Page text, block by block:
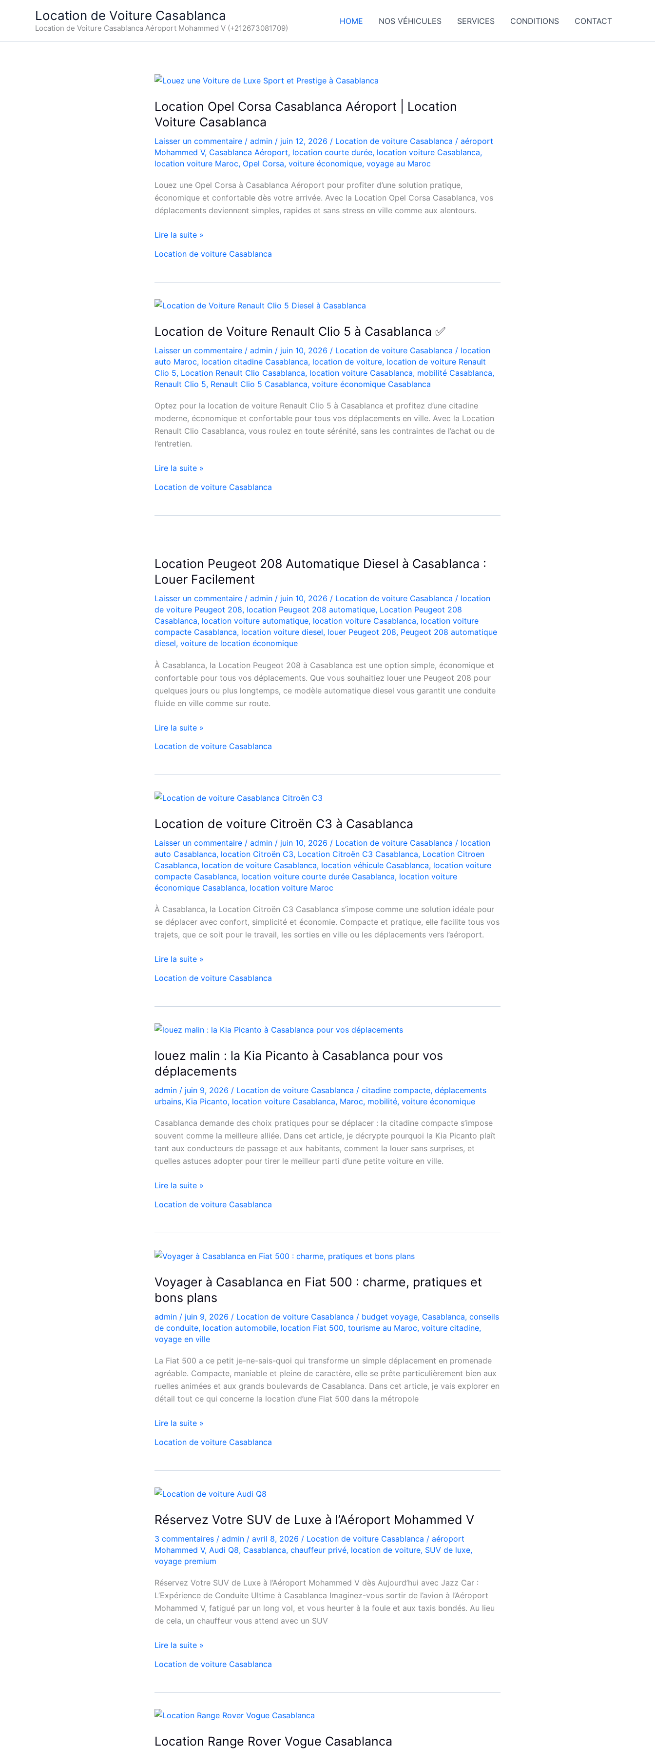
Location de Voiture Casablanca
Location de Voiture Casablanca Aéroport Mohammed V (+212673081709)
HOME NOS VÉHICULES SERVICES CONDITIONS CONTACT
Location Opel Corsa Casablanca Aéroport | Location
Voiture Casablanca
Laisser un commentaire / admin / juin 12, 2026 / Location de voiture Casablanca / aéroport
Mohammed V, Casablanca Aéroport, location courte durée, location voiture Casablanca,
location voiture Maroc, Opel Corsa, voiture économique, voyage au Maroc
Louez une Opel Corsa à Casablanca Aéroport pour profiter d’une solution pratique,
économique et confortable dès votre arrivée. Avec la Location Opel Corsa Casablanca, vos
déplacements deviennent simples, rapides et sans stress en ville comme aux alentours.
Location
Corsa
Aéroport
|
Location
Casablanca
Lire la suite »
Location de voiture Casablanca
Location de Voiture Renault Clio 5 à Casablanca ✅
Laisser un commentaire / admin / juin 10, 2026 / Location de voiture Casablanca / location
auto Maroc, location citadine Casablanca, location de voiture, location de voiture Renault
Clio 5, Location Renault Clio Casablanca, location voiture Casablanca, mobilité Casablanca,
Renault Clio 5, Renault Clio 5 Casablanca, voiture économique Casablanca
Optez pour la location de voiture Renault Clio 5 à Casablanca et profitez d’une citadine
moderne, économique et confortable pour tous vos déplacements en ville. Avec la Location
Renault Clio Casablanca, vous roulez en toute sérénité, sans les contraintes de l’achat ou de
l’entretien.
Location
Voiture
Clio
Casablanca
✅
Lire la suite »
Location de voiture Casablanca
Location Peugeot 208 Automatique Diesel à Casablanca :
Louer Facilement
Laisser un commentaire / admin / juin 10, 2026 / Location de voiture Casablanca / location
de voiture Peugeot 208, location Peugeot 208 automatique, Location Peugeot 208
Casablanca, location voiture automatique, location voiture Casablanca, location voiture
compacte Casablanca, location voiture diesel, louer Peugeot 208, Peugeot 208 automatique
diesel, voiture de location économique
À Casablanca, la Location Peugeot 208 à Casablanca est une option simple, économique et
confortable pour tous vos déplacements. Que vous souhaitiez louer une Peugeot 208 pour
quelques jours ou plus longtemps, ce modèle automatique diesel vous garantit une conduite
fluide en ville comme sur route.
Location
208
Diesel
à
Casablanca
Louer
Facilement
Lire la suite »
Location de voiture Casablanca
Location de voiture Citroën C3 à Casablanca
Laisser un commentaire / admin / juin 10, 2026 / Location de voiture Casablanca / location
auto Casablanca, location Citroën C3, Location Citroën C3 Casablanca, Location Citroen
Casablanca, location de voiture Casablanca, location véhicule Casablanca, location voiture
compacte Casablanca, location voiture courte durée Casablanca, location voiture
économique Casablanca, location voiture Maroc
À Casablanca, la Location Citroën C3 Casablanca s’impose comme une solution idéale pour
se déplacer avec confort, simplicité et économie. Compacte et pratique, elle facilite tous vos
trajets, que ce soit pour le travail, les sorties en ville ou les déplacements vers l’aéroport.
Location
voiture
C3
à
Casablanca
Lire la suite »
Location de voiture Casablanca
louez malin : la Kia Picanto à Casablanca pour vos
déplacements
admin / juin 9, 2026 / Location de voiture Casablanca / citadine compacte, déplacements
urbains, Kia Picanto, location voiture Casablanca, Maroc, mobilité, voiture économique
Casablanca demande des choix pratiques pour se déplacer : la citadine compacte s’impose
souvent comme la meilleure alliée. Dans cet article, je décrypte pourquoi la Kia Picanto plaît
tant aux conducteurs de passage et aux habitants, comment la louer sans surprises, et
quelles astuces adopter pour tirer le meilleur parti d’une petite voiture en ville.
louez
:
Kia
Picanto
pour
vos
déplacements
Lire la suite »
Location de voiture Casablanca
Voyager à Casablanca en Fiat 500 : charme, pratiques et
bons plans
admin / juin 9, 2026 / Location de voiture Casablanca / budget voyage, Casablanca, conseils
de conduite, location automobile, location Fiat 500, tourisme au Maroc, voiture citadine,
voyage en ville
La Fiat 500 a ce petit je-ne-sais-quoi qui transforme un simple déplacement en promenade
agréable. Compacte, maniable et pleine de caractère, elle se prête particulièrement bien aux
ruelles animées et aux grands boulevards de Casablanca. Dans cet article, je vais explorer en
détail tout ce qui concerne la location d’une Fiat 500 dans la métropole
Voyager
Casablanca
Fiat
500
pratiques
et
bons
plans
Lire la suite »
Location de voiture Casablanca
Réservez Votre SUV de Luxe à l’Aéroport Mohammed V
3 commentaires / admin / avril 8, 2026 / Location de voiture Casablanca / aéroport
Mohammed V, Audi Q8, Casablanca, chauffeur privé, location de voiture, SUV de luxe,
voyage premium
Réservez Votre SUV de Luxe à l’Aéroport Mohammed V dès Aujourd’hui avec Jazz Car :
L’Expérience de Conduite Ultime à Casablanca Imaginez-vous sortir de l’avion à l’Aéroport
Mohammed V, fatigué par un long vol, et vous heurter à la foule et aux taxis bondés. Au lieu
de cela, un chauffeur vous attend avec un SUV
Réservez
SUV
Luxe
à
l’Aéroport
V
Lire la suite »
Location de voiture Casablanca
Location Range Rover Vogue Casablanca